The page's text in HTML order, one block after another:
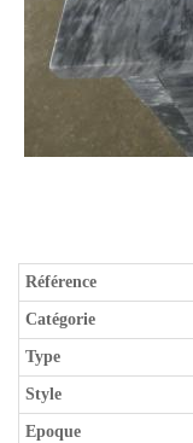
Référence
Catégorie
Type
Style
Epoque